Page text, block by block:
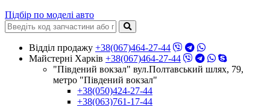
Підбір по моделі авто
Відділ продажу +38(067)464-27-44
Майстерні Харків +38(067)464-27-44
"Південий вокзал" вул.Полтавський шлях, 79,
метро "Південий вокзал"
+38(050)424-27-44
+38(063)761-17-44